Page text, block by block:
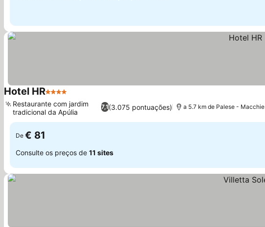
Hotel HR4 Estrelas
7,1(3.075 pontuações)
Restaurante com jardim
tradicional da Apúlia
a 5.7 km de Palese - Macchie
De € 81
Consulte os preços de 11 sites